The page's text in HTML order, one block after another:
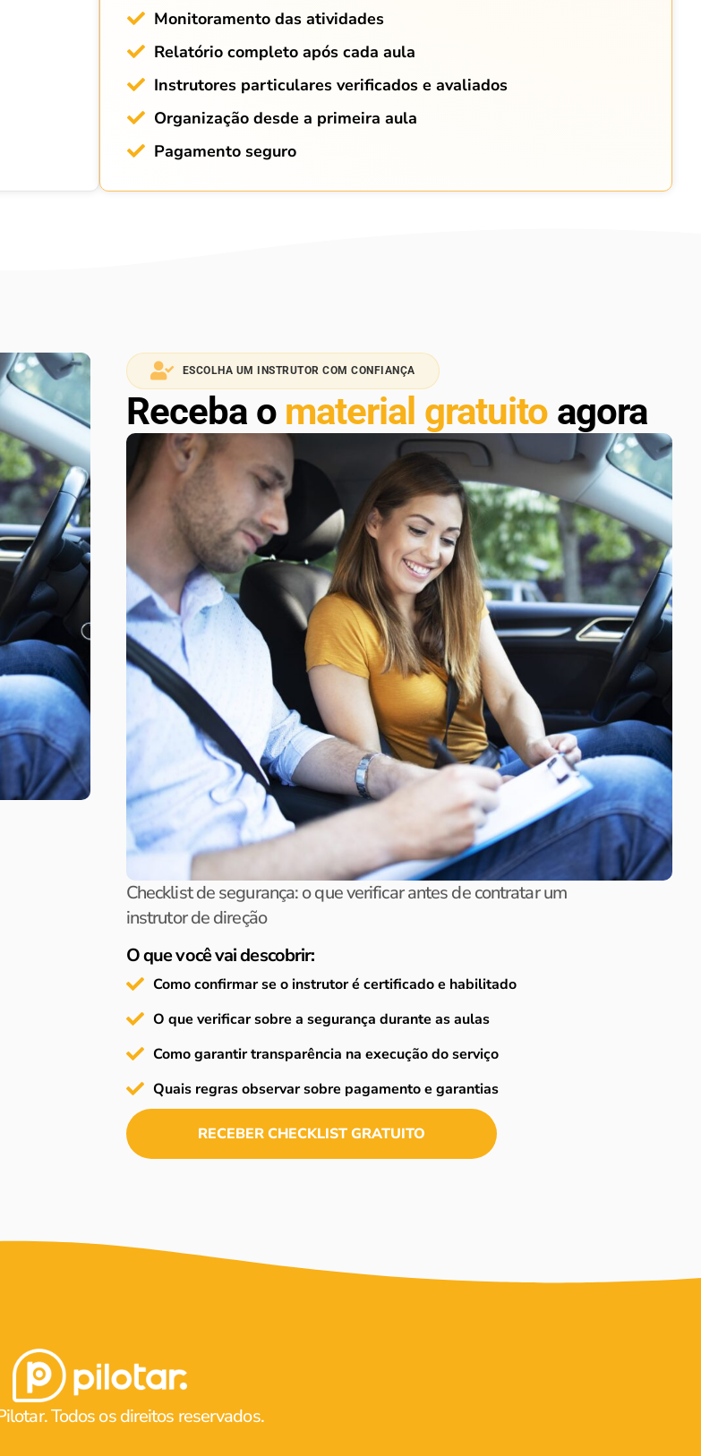
Monitoramento das atividades
Relatório completo após cada aula
Instrutores particulares verificados e avaliados
Organização desde a primeira aula
Pagamento seguro
ESCOLHA UM INSTRUTOR COM CONFIANÇA
Receba o material gratuito agora
Checklist de segurança: o que verificar antes de contratar um
instrutor de direção
O que você vai descobrir:
Como confirmar se o instrutor é certificado e habilitado
O que verificar sobre a segurança durante as aulas
Como garantir transparência na execução do serviço
Quais regras observar sobre pagamento e garantias
RECEBER CHECKLIST GRATUITO
Todos os direitos reservados.